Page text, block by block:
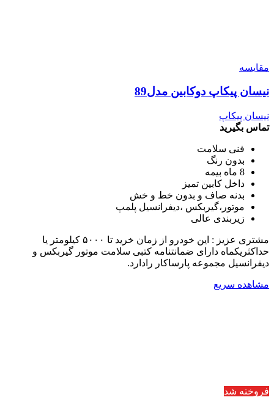
مقایسه
نیسان پیکاپ دوکابین مدل89
نیسان پیکاپ
تماس بگیرید
فنی سلامت
بدون رنگ
8 ماه بیمه
داخل کابین تمیز
بدنه صاف و بدون خط و خش
موتور،گیربکس ،دیفرانسیل پلمپ
زیربندی عالی
مشتری عزیز : این خودرو از زمان خرید تا ۵۰۰۰ کیلومتر یا
حداکثریکماه دارای ضمانتنامه کتبی سلامت موتور گیربکس و
دیفرانسیل مجموعه پارساکار رادارد.
مشاهده سریع
فروخته شد